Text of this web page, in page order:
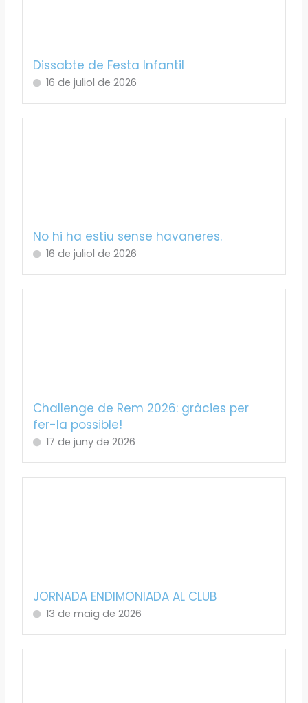
Dissabte de Festa Infantil
16 de juliol de 2026
No hi ha estiu sense havaneres.
16 de juliol de 2026
Challenge de Rem 2026: gràcies per
fer-la possible!
17 de juny de 2026
JORNADA ENDIMONIADA AL CLUB
13 de maig de 2026